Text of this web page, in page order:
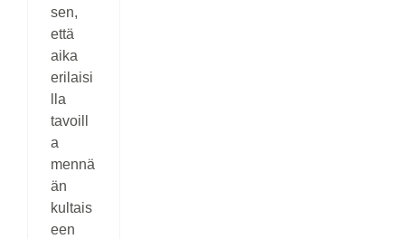
sen,
että
aika
erilaisi
lla
tavoill
a
mennä
än
kultais
een